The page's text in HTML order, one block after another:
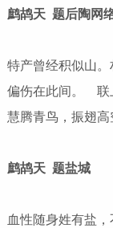
鹧鸪天 题后陶网
特产曾经积似山
偏伤在此间。 联
慧腾青鸟，振翅高
鹧鸪天 题盐城
血性随身姓有盐